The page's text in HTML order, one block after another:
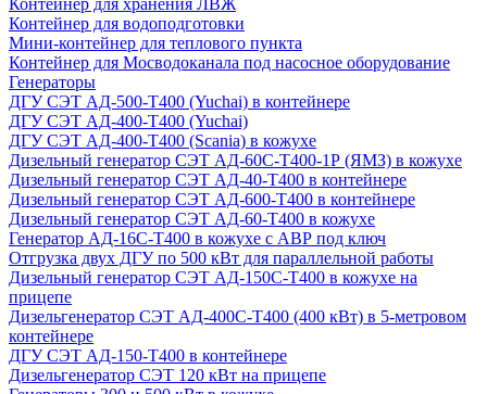
Контейнер для хранения ЛВЖ
Контейнер для водоподготовки
Мини-контейнер для теплового пункта
Контейнер для Мосводоканала под насосное оборудование
Генераторы
ДГУ СЭТ АД-500-Т400 (Yuchai) в контейнере
ДГУ СЭТ АД-400-Т400 (Yuchai)
ДГУ СЭТ АД-400-Т400 (Scania) в кожухе
Дизельный генератор СЭТ АД-60С-Т400-1Р (ЯМЗ) в кожухе
Дизельный генератор СЭТ АД-40-Т400 в контейнере
Дизельный генератор СЭТ АД-600-Т400 в контейнере
Дизельный генератор СЭТ АД-60-Т400 в кожухе
Генератор АД-16С-Т400 в кожухе с АВР под ключ
Отгрузка двух ДГУ по 500 кВт для параллельной работы
Дизельный генератор СЭТ АД-150С-Т400 в кожухе на
прицепе
Дизельгенератор СЭТ АД-400С-Т400 (400 кВт) в 5-метровом
контейнере
ДГУ СЭТ АД-150-Т400 в контейнере
Дизельгенератор СЭТ 120 кВт на прицепе